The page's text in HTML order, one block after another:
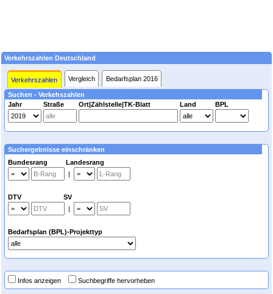
Verkehrszahlen Deutschland
Verkehrszahlen Vergleich Bedarfsplan 2016
Suchen - Verkehszahlen
Jahr
Straße Ort|Zählstelle|TK-Blatt Land BPL
Suchergebnisse einschränken
Bundesrang Landesrang
|
DTV SV
|
Bedarfsplan (BPL)-Projekttyp
Infos anzeigen Suchbegriffe hervorheben